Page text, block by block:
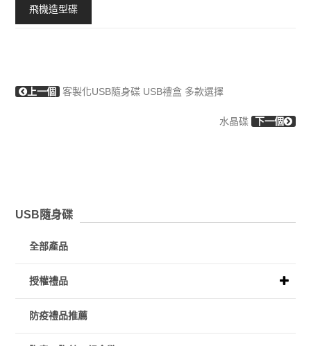
飛機造型碟
上一個 客製化USB隨身碟 USB禮盒 多款選擇
水晶碟 下一個
USB隨身碟
全部產品
授權禮品
防疫禮品推薦